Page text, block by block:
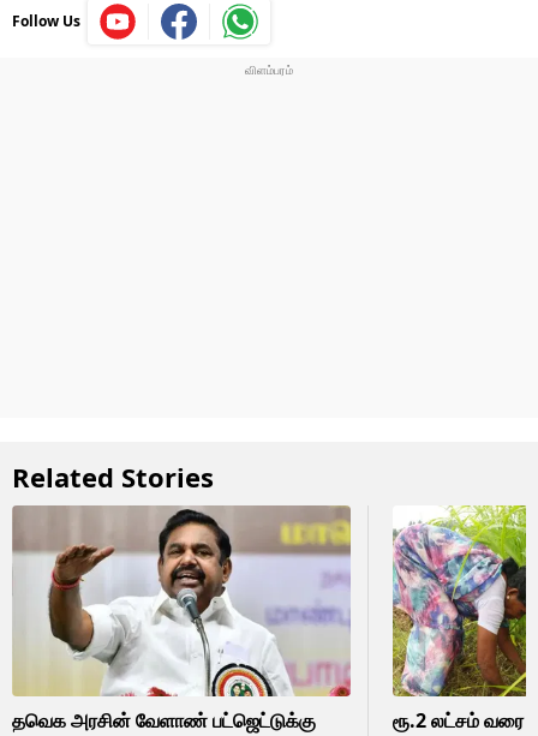
Follow Us
Related Stories
தவெக அரசின் வேளாண் பட்ஜெட்டுக்கு
ரூ.2 லட்சம் வரை